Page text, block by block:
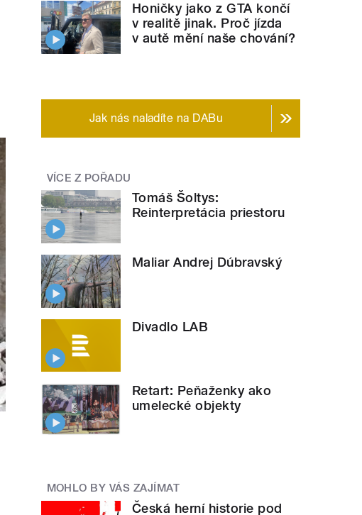
Honičky jako z GTA končí
v realitě jinak. Proč jízda
v autě mění naše chování?
Jak nás naladíte na DABu
VÍCE Z POŘADU
Tomáš Šoltys:
Reinterpretácia priestoru
Maliar Andrej Dúbravský
Divadlo LAB
Retart: Peňaženky ako
umelecké objekty
MOHLO BY VÁS ZAJÍMAT
Česká herní historie pod